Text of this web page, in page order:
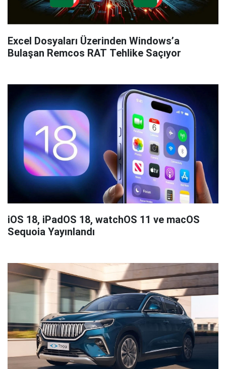
Excel Dosyaları Üzerinden Windows’a
Bulaşan Remcos RAT Tehlike Saçıyor
iOS 18, iPadOS 18, watchOS 11 ve macOS
Sequoia Yayınlandı